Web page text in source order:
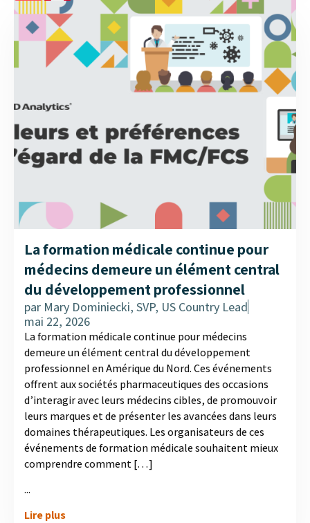
La formation médicale continue pour
médecins demeure un élément central
du développement professionnel
par Mary Dominiecki, SVP, US Country Lead
mai 22, 2026
La formation médicale continue pour médecins
demeure un élément central du développement
professionnel en Amérique du Nord. Ces événements
offrent aux sociétés pharmaceutiques des occasions
d’interagir avec leurs médecins cibles, de promouvoir
leurs marques et de présenter les avancées dans leurs
domaines thérapeutiques. Les organisateurs de ces
événements de formation médicale souhaitent mieux
comprendre comment […]
...
Lire plus